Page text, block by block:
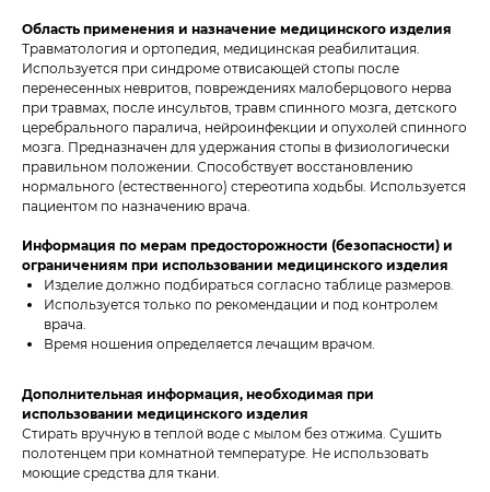
Область применения и назначение медицинского изделия
Травматология и ортопедия, медицинская реабилитация.
Используется при синдроме отвисающей стопы после
перенесенных невритов, повреждениях малоберцового нерва
при травмах, после инсультов, травм спинного мозга, детского
церебрального паралича, нейроинфекции и опухолей спинного
мозга. Предназначен для удержания стопы в физиологически
правильном положении. Способствует восстановлению
нормального (естественного) стереотипа ходьбы. Используется
пациентом по назначению врача.
Информация по мерам предосторожности (безопасности) и
ограничениям при использовании медицинского изделия
Изделие должно подбираться согласно таблице размеров.
Используется только по рекомендации и под контролем
врача.
Время ношения определяется лечащим врачом.
Дополнительная информация, необходимая при
использовании медицинского изделия
Стирать вручную в теплой воде с мылом без отжима. Сушить
полотенцем при комнатной температуре. Не использовать
моющие средства для ткани.